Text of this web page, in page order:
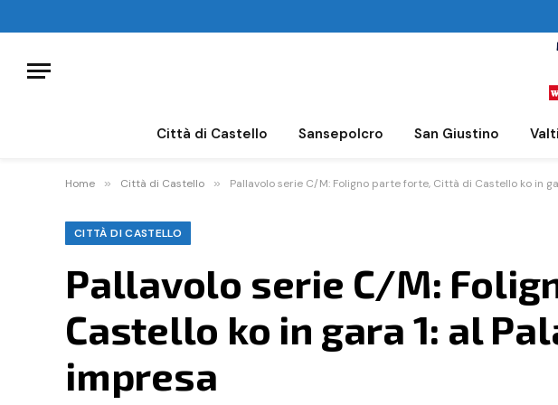
Città di Castello Sansepolcro San Giustino
Home » Città di Castello » Pallavolo serie C/M: Foligno parte forte, Città di Castello ko in
CITTÀ DI CASTELLO
Pallavolo serie C/M:
Castello ko in gara 1: al
impresa